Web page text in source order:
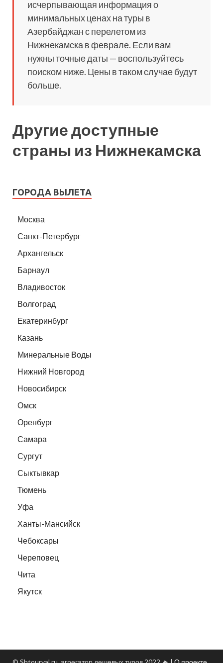
исчерпывающая информация о
минимальных ценах на туры в
Азербайджан с перелетом из
Нижнекамска в феврале. Если вам
нужны точные даты — воспользуйтесь
поиском ниже. Цены в таком случае будут
больше.
Другие доступные
страны из Нижнекамска
ГОРОДА ВЫЛЕТА
Москва
Санкт-Петербург
Архангельск
Барнаул
Владивосток
Волгоград
Екатеринбург
Казань
Минеральные Воды
Нижний Новгород
Новосибирск
Омск
Оренбург
Самара
Сургут
Сыктывкар
Тюмень
Уфа
Ханты-Мансийск
Чебоксары
Череповец
Чита
Якутск